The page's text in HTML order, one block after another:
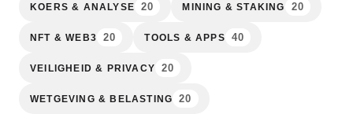
KOERS & ANALYSE 20 MINING & STAKING 20
NFT & WEB3 20 TOOLS & APPS 40
VEILIGHEID & PRIVACY 20
WETGEVING & BELASTING 20